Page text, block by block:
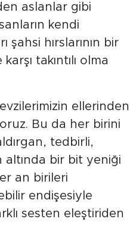
aslanlar gibi
kendi
şahsi hırslarının bir
takıntılı olma
ellerinden
Bu da her birini
tedbirli,
altında bir bit yeniği
an birileri
endişesiyle
sesten eleştiriden